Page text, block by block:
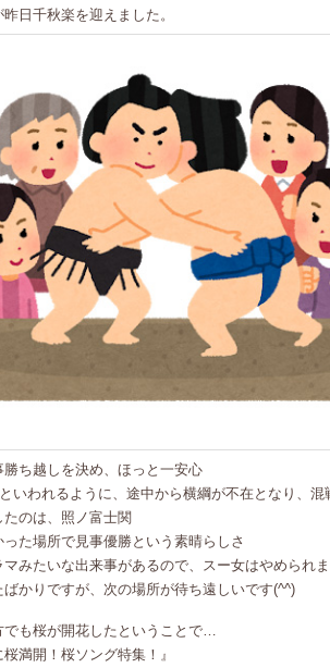
日千秋楽を迎えました。
ち越しを決め、ほっと一安心
いわれるように、途中から横綱が不在となり、
のは、照ノ富士関
た場所で見事優勝という素晴らしさ
マみたいな出来事があるので、スー女はやめられ
かりですが、次の場所が待ち遠しいです(^^)
でも桜が開花したということで…
桜満開！桜ソング特集！』